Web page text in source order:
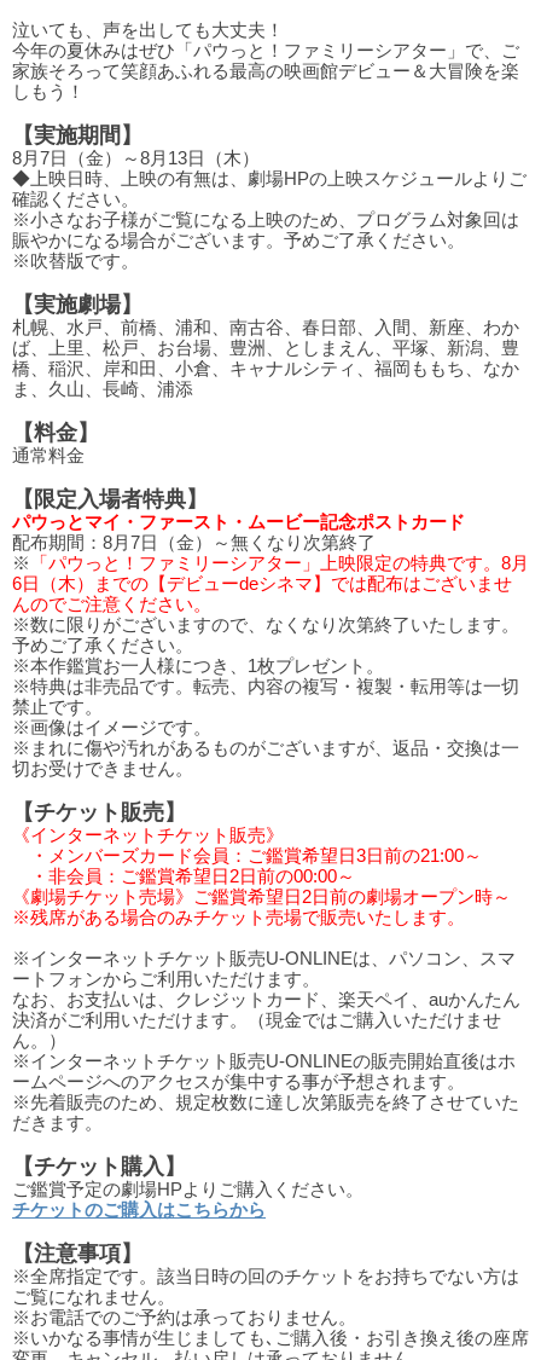
泣いても、声を出しても大丈夫！
今年の夏休みはぜひ「パウっと！ファミリーシアター」で、ご
家族そろって笑顔あふれる最高の映画館デビュー＆大冒険を楽
しもう！
【実施期間】
8月7日（金）～8月13日（木）
◆上映日時、上映の有無は、劇場HPの上映スケジュールよりご
確認ください。
※小さなお子様がご覧になる上映のため、プログラム対象回は
賑やかになる場合がございます。予めご了承ください。
※吹替版です。
【実施劇場】
札幌、水戸、前橋、浦和、南古谷、春日部、入間、新座、わか
ば、上里、松戸、お台場、豊洲、としまえん、平塚、新潟、豊
橋、稲沢、岸和田、小倉、キャナルシティ、福岡ももち、なか
ま、久山、長崎、浦添
【料金】
通常料金
【限定入場者特典】
パウっとマイ・ファースト・ムービー記念ポストカード
配布期間：8月7日（金）～無くなり次第終了
※
「パウっと！ファミリーシアター」上映限定の特典です。8月
6日（木）までの【デビューdeシネマ】では配布はございませ
んのでご注意ください。
※数に限りがございますので、なくなり次第終了いたします。
予めご了承ください。
※本作鑑賞お一人様につき、1枚プレゼント。
※特典は非売品です。転売、内容の複写・複製・転用等は一切
禁止です。
※画像はイメージです。
※まれに傷や汚れがあるものがございますが、返品・交換は一
切お受けできません。
【チケット販売】
《インターネットチケット販売》
・メンバーズカード会員：ご鑑賞希望日3日前の21:00～
・非会員：ご鑑賞希望日2日前の00:00～
《劇場チケット売場》ご鑑賞希望日2日前の劇場オープン時～
※残席がある場合のみチケット売場で販売いたします。
※インターネットチケット販売U-ONLINEは、パソコン、スマ
ートフォンからご利用いただけます。
なお、お支払いは、クレジットカード、楽天ペイ、auかんたん
決済がご利用いただけます。（現金ではご購入いただけませ
ん。）
※インターネットチケット販売U-ONLINEの販売開始直後はホ
ームページへのアクセスが集中する事が予想されます。
※先着販売のため、規定枚数に達し次第販売を終了させていた
だきます。
【チケット購入】
ご鑑賞予定の劇場HPよりご購入ください。
チケットのご購入はこちらから
【注意事項】
※全席指定です。該当日時の回のチケットをお持ちでない方は
ご覧になれません。
※お電話でのご予約は承っておりません。
※いかなる事情が生じましても､ご購入後・お引き換え後の座席